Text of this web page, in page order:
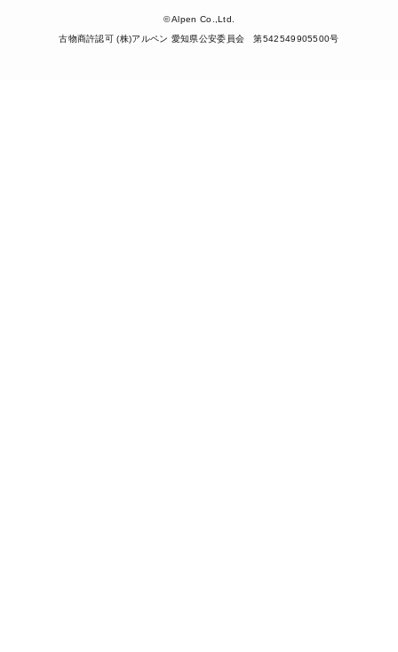
© Alpen Co.,Ltd.
古物商許認可 (株)アルペン 愛知県公安委員会 第542549905500号